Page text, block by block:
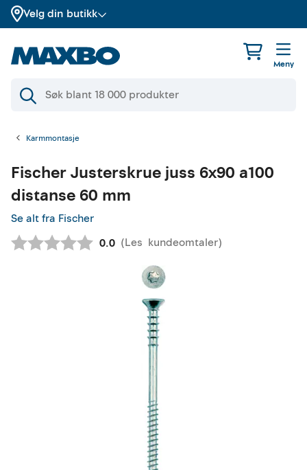
Velg din butikk
Meny
Karmmontasje
FischerJusterskrue juss 6x90 a100
distanse 60 mm
Se alt fra Fischer
Gjennomsnittskarakter:
0.0 (Les kundeomtaler)